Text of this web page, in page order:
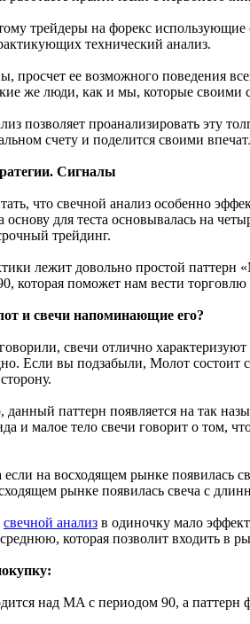
трейдеры на форекс использующие
технический анализ.
просчет ее возможного поведения
же люди, как и мы, которые
позволяет проанализировать эту
счету и поделится своими
Сигналы
что свечной анализ особенно
основу для теста основывалась на
трейдинг.
лежит довольно простой паттерн
которая поможет нам вести
и свечи напоминающие его?
свечи отлично
Если вы подзабыли, Молот состоит
данный паттерн появляется на так
и малое тело свечи говорит о том,
если на восходящем рынке появилась
рынке появилась свеча с
свечной анализ в одиночку мало
которая позволит входить в
над MA с периодом 90, а паттерн